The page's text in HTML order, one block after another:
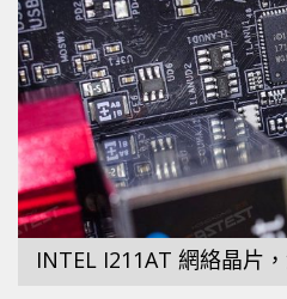
INTEL I211AT 網絡晶片